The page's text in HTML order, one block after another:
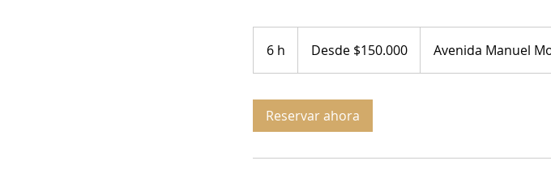
6 h
pesosDesde $150.000 Avenida Manuel
Reservar ahora